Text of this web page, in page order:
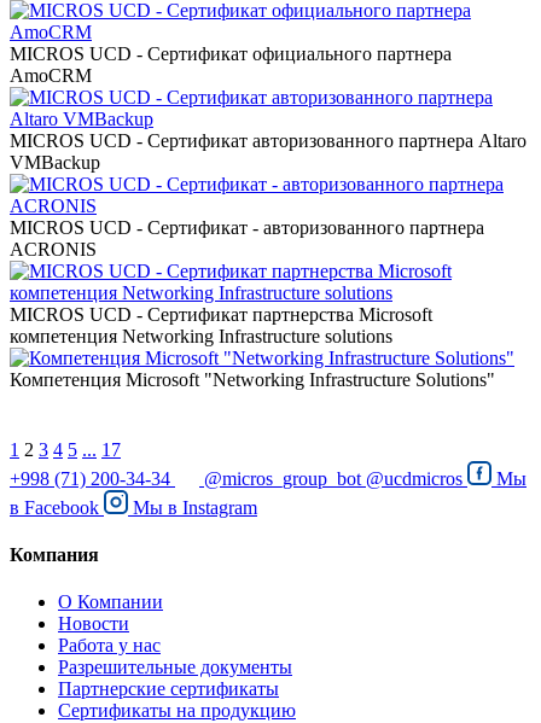
MICROS UCD - Сертификат официального партнера
AmoCRM
MICROS UCD - Сертификат авторизованного партнера Altaro
VMBackup
MICROS UCD - Сертификат - авторизованного партнера
ACRONIS
MICROS UCD - Сертификат партнерства Microsoft
компетенция Networking Infrastructure solutions
Компетенция Microsoft "Networking Infrastructure Solutions"
1 2 3 4 5 ... 17
+998 (71) 200-34-34
@micros_group_bot @ucdmicros
Мы
в Facebook Мы в Instagram
Компания
О Компании
Новости
Работа у нас
Разрешительные документы
Партнерские сертификаты
Сертификаты на продукцию